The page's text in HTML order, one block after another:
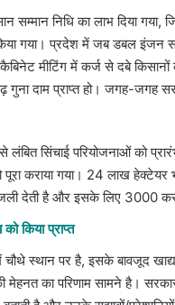
सम्मान निधि का लाभ दिया
किया गया। प्रदेश में जब डबल
मीटिंग में कर्ज से दबे
गुना दाम प्राप्त हो। जगह-
सिंचाई परियोजनाओं को
कराया गया। 24 लाख हेक्टेयर
देती है और इसके लिए 3000
किया प्राप्त
स्थान पर है, इसके बावजूद
का परिणाम सामने है।